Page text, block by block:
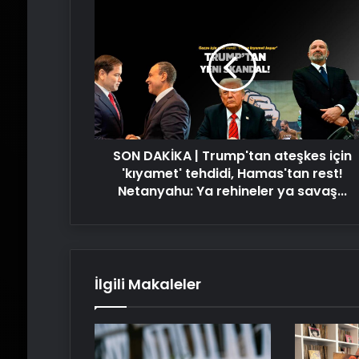
Trump'tan
ateşkes
için
'kıyamet'
tehdidi,
Hamas'tan
rest!
Netanyahu:
SON DAKİKA | Trump'tan ateşkes için
'kıyamet' tehdidi, Hamas'tan rest!
Netanyahu: Ya rehineler ya savaş...
İlgili Makaleler